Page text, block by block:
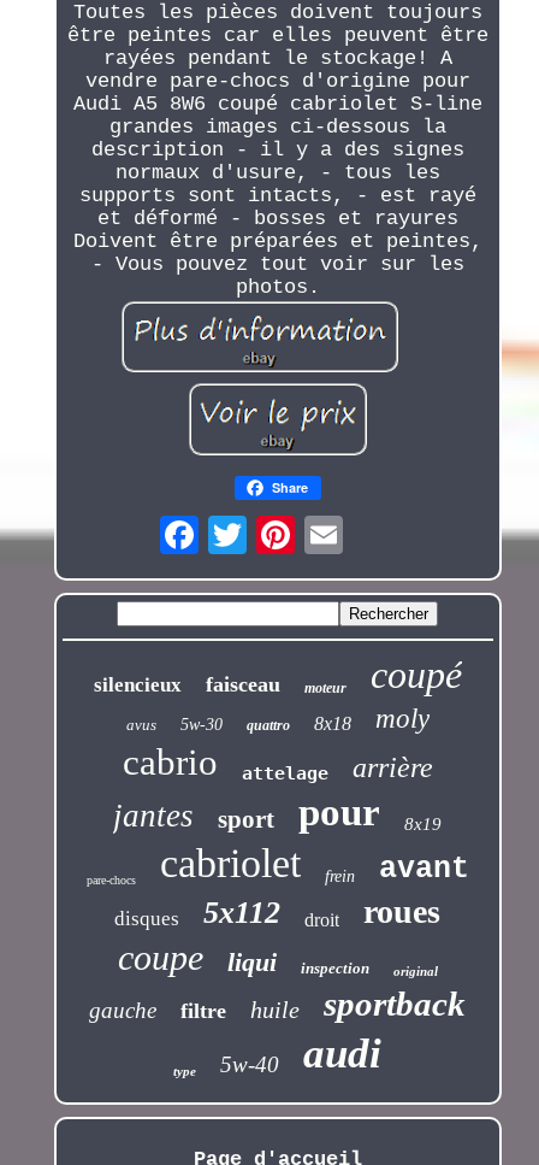
Toutes les pièces doivent toujours
être peintes car elles peuvent être
rayées pendant le stockage! A
vendre pare-chocs d'origine pour
Audi A5 8W6 coupé cabriolet S-line
grandes images ci-dessous la
description - il y a des signes
normaux d'usure, - tous les
supports sont intacts, - est rayé
et déformé - bosses et rayures
Doivent être préparées et peintes,
- Vous pouvez tout voir sur les
photos.
Share
silencieux faisceau moteur coupé
avus 5w-30 quattro 8x18 moly
cabrio attelage arrière
jantes sport pour 8x19
pare-chocs cabriolet frein avant
disques 5x112 droit roues
coupe liqui inspection original
gauche filtre huile sportback
type 5w-40 audi
Page d'accueil